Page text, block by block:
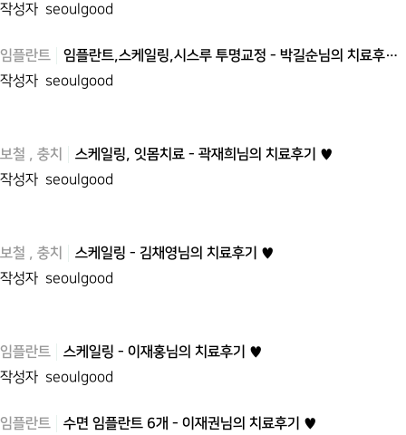
작성자 seoulgood
임플란트 임플란트,스케일링,시스루 투명교정 - 박길순님의 치료후…
작성자 seoulgood
보철 , 충치 스케일링, 잇몸치료 - 곽재희님의 치료후기 ♥
작성자 seoulgood
보철 , 충치 스케일링 - 김채영님의 치료후기 ♥
작성자 seoulgood
임플란트 스케일링 - 이재홍님의 치료후기 ♥
작성자 seoulgood
임플란트 수면 임플란트 6개 - 이재권님의 치료후기 ♥